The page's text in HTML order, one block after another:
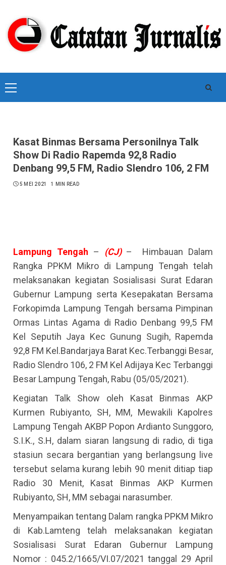
content
Primary
Menu
Kasat Binmas Bersama Personilnya Talk
Show Di Radio Rapemda 92,8 Radio
Denbang 99,5 FM, Radio Slendro 106, 2 FM
5 MEI 2021 1 MIN READ
Lampung Tengah – (CJ)– Himbauan Dalam
Rangka PPKM Mikro di Lampung Tengah telah
melaksanakan kegiatan Sosialisasi Surat Edaran
Gubernur Lampung serta Kesepakatan Bersama
Forkopimda Lampung Tengah bersama Pimpinan
Ormas Lintas Agama di Radio Denbang 99,5 FM
Kel Seputih Jaya Kec Gunung Sugih, Rapemda
92,8 FM Kel.Bandarjaya Barat Kec.Terbanggi Besar,
Radio Slendro 106, 2 FM Kel Adijaya Kec Terbanggi
Besar Lampung Tengah, Rabu (05/05/2021).
Kegiatan Talk Show oleh Kasat Binmas AKP
Kurmen Rubiyanto, SH, MM, Mewakili Kapolres
Lampung Tengah AKBP Popon Ardianto Sunggoro,
S.I.K., S.H, dalam siaran langsung di radio, di tiga
stasiun secara bergantian yang berlangsung live
tersebut selama kurang lebih 90 menit ditiap tiap
Radio 30 Menit, Kasat Binmas AKP Kurmen
Rubiyanto, SH, MM sebagai narasumber.
Menyampaikan tentang Dalam rangka PPKM Mikro
di Kab.Lamteng telah melaksanakan kegiatan
Sosialisasi Surat Edaran Gubernur Lampung
Nomor : 045.2/1665/VI.07/2021 tanggal 29 April